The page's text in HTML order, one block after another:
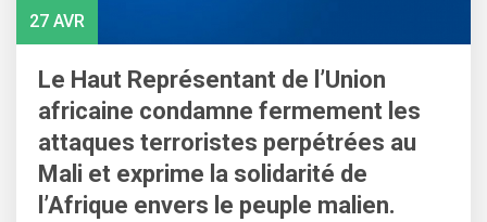
27 AVR
Le Haut Représentant de l’Union
africaine condamne fermement les
attaques terroristes perpétrées au
Mali et exprime la solidarité de
l’Afrique envers le peuple malien.